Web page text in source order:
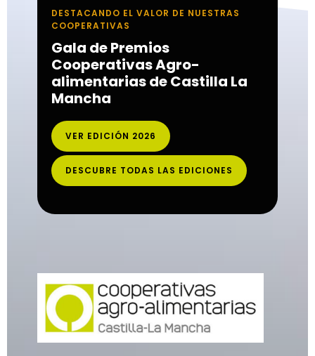
DESTACANDO EL VALOR DE NUESTRAS
COOPERATIVAS
Gala de Premios
Cooperativas Agro-
alimentarias de Castilla La
Mancha
VER EDICIÓN 2026
DESCUBRE TODAS LAS EDICIONES